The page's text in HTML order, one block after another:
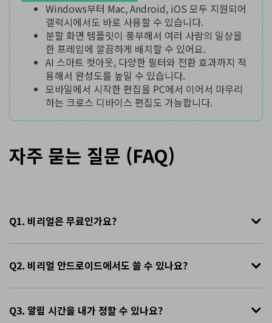
Windows부터 Mac, Android, iOS 모두 지원되어
갤럭시에서도 바로 사용할 수 있습니다.
분할 화면 템플릿이 풍부해서 여러 사람의 일상을
한 프레임에 깔끔하게 배치할 수 있어요.
AI 스마트 컷아웃, 다양한 필터와 전환 효과까지 적
용해서 완성도를 높일 수 있습니다.
모바일에서 시작한 편집을 PC에서 이어서 마무리
하는 크로스 디바이스 편집도 가능합니다.
자주 묻는 질문 (FAQ)
Q1. 비리얼은 무료인가요?
Q2. 비리얼 안드로이드에서도 쓸 수 있나요?
Q3. 알림 시간을 내가 정할 수 있나요?